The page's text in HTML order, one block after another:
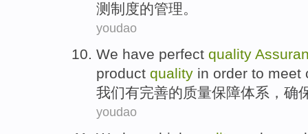
测 制度的管理。
youdao
We have perfect quality
product quality in order to meet
我们有完善的质量保障体系 ， 确
youdao